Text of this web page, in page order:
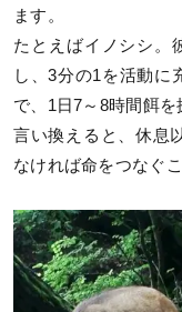
ます。
たとえばイノシシ。
し、3分の1を活動に
で、1日7～8時間餌を
言い換えると、休息
なければ命をつなぐ